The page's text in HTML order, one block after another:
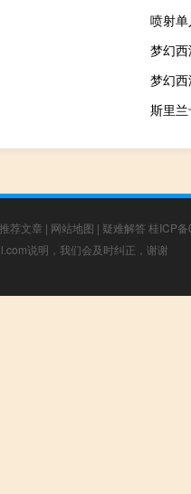
喷射
梦幻
梦幻
荐文章 | 网站地图 | 疑难解答 桂ICP
说明，我们会及时纠正，谢谢